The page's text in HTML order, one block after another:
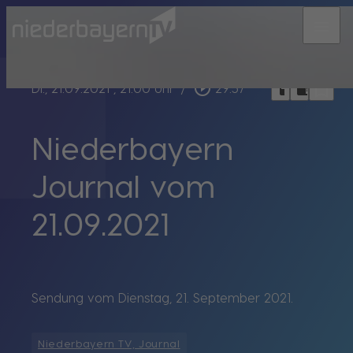
Di., 21.09.2021, 21:00 Uhr / play_circle_outline 29:57 headphones chrome_reader_mode
Niederbayern
Journal vom
21.09.2021
Sendung vom Dienstag, 21. September 2021.
Niederbayern TV, Journal